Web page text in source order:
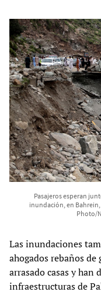
Pasajeros esperan
inundación, en Bahrein,
Photo/
Las inundaciones
ahogados rebaños
arrasado casas y han
infraestructuras de